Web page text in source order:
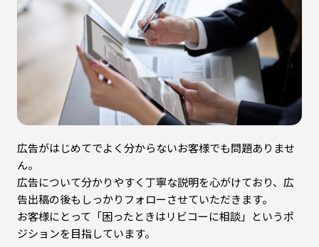
広告がはじめてでよく分からないお客様でも問題ありませ
ん。
広告について分かりやすく丁寧な説明を心がけており、広
告出稿の後もしっかりフォローさせていただきます。
お客様にとって「困ったときはリビコーに相談」というポ
ジションを目指しています。